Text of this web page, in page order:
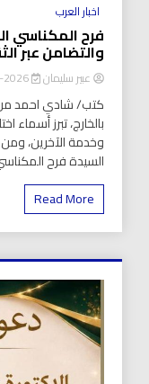
اخبار العرب
فرح المكناسي
والتضامن عبر
عبير سليمان 2026-08-03
كتب/ شادي احمد من
بالخارج، تبرز
وخدمة الآخرين، ومن
السيدة فرح
Read More